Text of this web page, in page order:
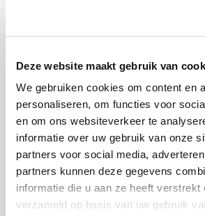
Deze website maakt gebruik van
We gebruiken cookies om content en
personaliseren, om functies voor
en om ons websiteverkeer te
informatie over uw gebruik van onze
partners voor social media,
partners kunnen deze gegevens
informatie die u aan ze heeft verstrekt
verzameld op basis van uw gebruik
grondwerkzaamheden. Voordat je
aan bepaalde richtlijnen en
meebrengen.
Grondwaterstand: Het
hoog zijn vanwege de ligging onder
ophogen van een tuin moet er
met het grondwater en de juiste
genomen om ervoor te zorgen dat
problematisch wordt voor de